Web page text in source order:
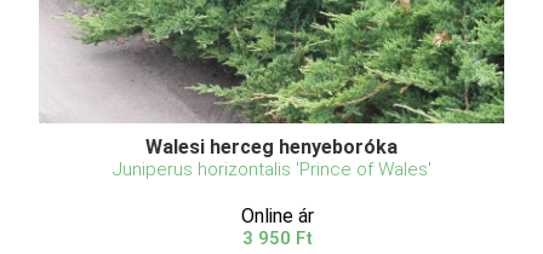
Walesi herceg henyeboróka
Juniperus horizontalis 'Prince of Wales'
Online ár
3 950 Ft